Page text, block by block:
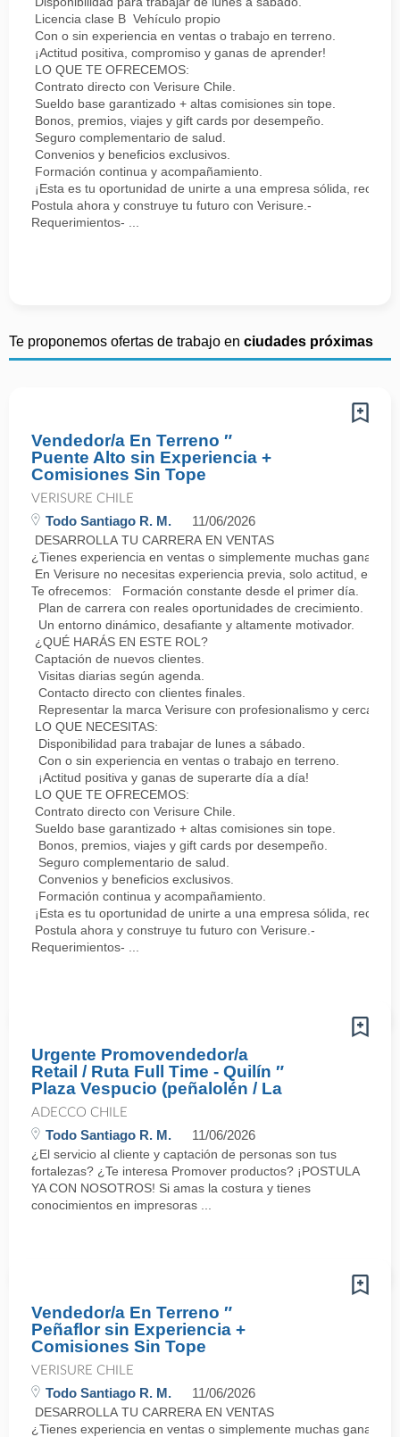
Licencia clase B Vehículo propio
Con o sin experiencia en ventas o trabajo en terreno.
¡Actitud positiva, compromiso y ganas de aprender!
LO QUE TE OFRECEMOS:
Contrato directo con Verisure Chile.
Sueldo base garantizado + altas comisiones sin tope.
Bonos, premios, viajes y gift cards por desempeño.
Seguro complementario de salud.
Convenios y beneficios exclusivos.
Formación continua y acompañamiento.
¡Esta es tu oportunidad de unirte a una empresa sólida,
Postula ahora y construye tu futuro con Verisure.-
Requerimientos- ...
Te proponemos ofertas de trabajo en ciudades próximas
Vendedor/a En Terreno ″
Puente Alto sin Experiencia +
Comisiones Sin Tope
VERISURE CHILE
Todo Santiago R. M. 11/06/2026
DESARROLLA TU CARRERA EN VENTAS
¿Tienes experiencia en ventas o simplemente muchas ganas
En Verisure no necesitas experiencia previa, solo actitud,
Te ofrecemos: Formación constante desde el primer día.
Plan de carrera con reales oportunidades de crecimiento.
Un entorno dinámico, desafiante y altamente motivador.
¿QUÉ HARÁS EN ESTE ROL?
Captación de nuevos clientes.
Visitas diarias según agenda.
Contacto directo con clientes finales.
Representar la marca Verisure con profesionalismo y cercanía.
LO QUE NECESITAS:
Disponibilidad para trabajar de lunes a sábado.
Con o sin experiencia en ventas o trabajo en terreno.
¡Actitud positiva y ganas de superarte día a día!
LO QUE TE OFRECEMOS:
Contrato directo con Verisure Chile.
Sueldo base garantizado + altas comisiones sin tope.
Bonos, premios, viajes y gift cards por desempeño.
Seguro complementario de salud.
Convenios y beneficios exclusivos.
Formación continua y acompañamiento.
¡Esta es tu oportunidad de unirte a una empresa sólida,
Postula ahora y construye tu futuro con Verisure.-
Requerimientos- ...
Urgente Promovendedor/a
Retail / Ruta Full Time - Quilín ″
Plaza Vespucio (peñalolén / La
ADECCO CHILE
Todo Santiago R. M. 11/06/2026
¿El servicio al cliente y captación de personas son tus
fortalezas? ¿Te interesa Promover productos? ¡POSTULA
YA CON NOSOTROS! Si amas la costura y tienes
conocimientos en impresoras ...
Vendedor/a En Terreno ″
Peñaflor sin Experiencia +
Comisiones Sin Tope
VERISURE CHILE
Todo Santiago R. M. 11/06/2026
DESARROLLA TU CARRERA EN VENTAS
¿Tienes experiencia en ventas o simplemente muchas ganas